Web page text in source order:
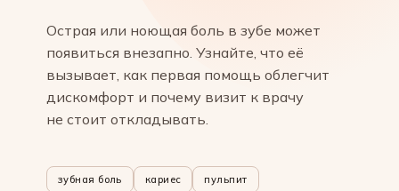
Острая или ноющая боль в зубе может
появиться внезапно. Узнайте, что её
вызывает, как первая помощь облегчит
дискомфорт и почему визит к врачу
не стоит откладывать.
зубная боль кариес пульпит